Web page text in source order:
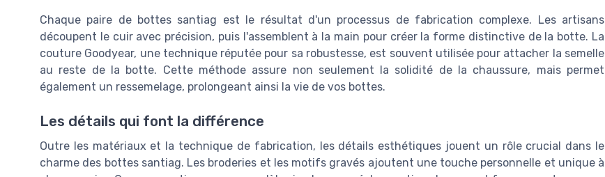
Chaque paire de bottes santiag est le résultat d'un processus de fabrication complexe. Les artisans
découpent le cuir avec précision, puis l'assemblent à la main pour créer la forme distinctive de la botte. La
couture Goodyear, une technique réputée pour sa robustesse, est souvent utilisée pour attacher la semelle
au reste de la botte. Cette méthode assure non seulement la solidité de la chaussure, mais permet
également un ressemelage, prolongeant ainsi la vie de vos bottes.
Les détails qui font la différence
Outre les matériaux et la technique de fabrication, les détails esthétiques jouent un rôle crucial dans le
charme des bottes santiag. Les broderies et les motifs gravés ajoutent une touche personnelle et unique à